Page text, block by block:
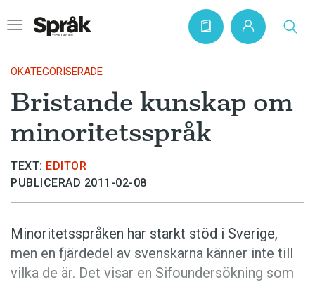
Hem
Artiklar
Krönikor
Språkfrågor
Bokrecensioner
Kviss
OKATEGORISERADE
Bristande kunskap om
minoritetsspråk
TEXT: EDITOR
PUBLICERAD 2011-02-08
Minoritetsspråken har starkt stöd i Sverige,
men en fjärdedel av svenskarna känner inte till
vilka de är. Det visar en Sifoundersökning som